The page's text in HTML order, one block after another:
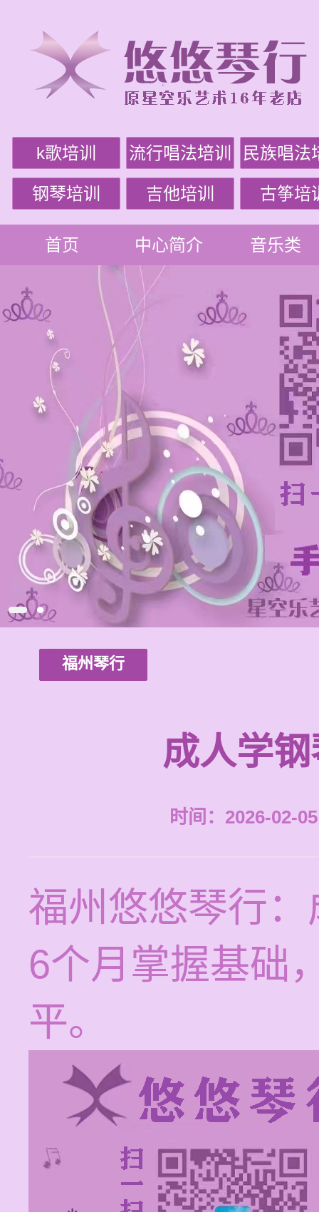
k歌培训 流行唱法培训 民族唱法
钢琴培训 吉他培训 古筝培
首页 中心简介 音乐类
福州琴行
成人学
时间：2026-02-
福州悠悠琴行
6个月掌握基础
平。